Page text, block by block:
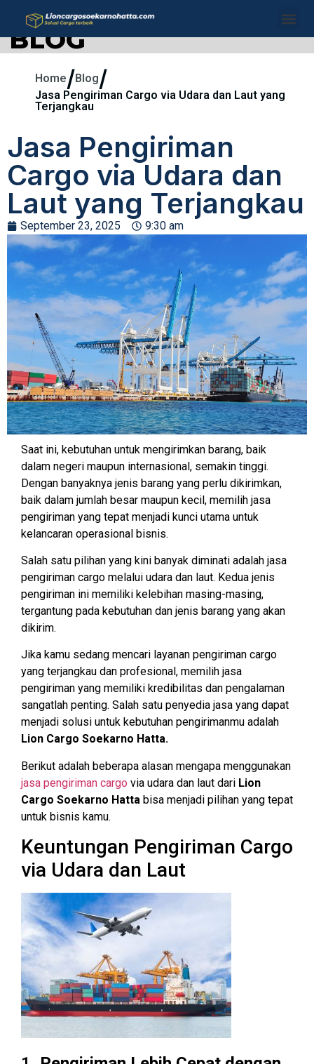
BLOG
Home/Blog/
Jasa Pengiriman Cargo via Udara dan Laut yang
Terjangkau
Jasa Pengiriman
Cargo via Udara dan
Laut yang Terjangkau
September 23, 2025 9:30 am
Saat ini, kebutuhan untuk mengirimkan barang, baik
dalam negeri maupun internasional, semakin tinggi.
Dengan banyaknya jenis barang yang perlu dikirimkan,
baik dalam jumlah besar maupun kecil, memilih jasa
pengiriman yang tepat menjadi kunci utama untuk
kelancaran operasional bisnis.
Salah satu pilihan yang kini banyak diminati adalah jasa
pengiriman cargo melalui udara dan laut. Kedua jenis
pengiriman ini memiliki kelebihan masing-masing,
tergantung pada kebutuhan dan jenis barang yang akan
dikirim.
Jika kamu sedang mencari layanan pengiriman cargo
yang terjangkau dan profesional, memilih jasa
pengiriman yang memiliki kredibilitas dan pengalaman
sangatlah penting. Salah satu penyedia jasa yang dapat
menjadi solusi untuk kebutuhan pengirimanmu adalah
Lion Cargo Soekarno Hatta.
Berikut adalah beberapa alasan mengapa menggunakan
jasa pengiriman cargo via udara dan laut dari Lion
Cargo Soekarno Hatta bisa menjadi pilihan yang tepat
untuk bisnis kamu.
Keuntungan Pengiriman Cargo
via Udara dan Laut